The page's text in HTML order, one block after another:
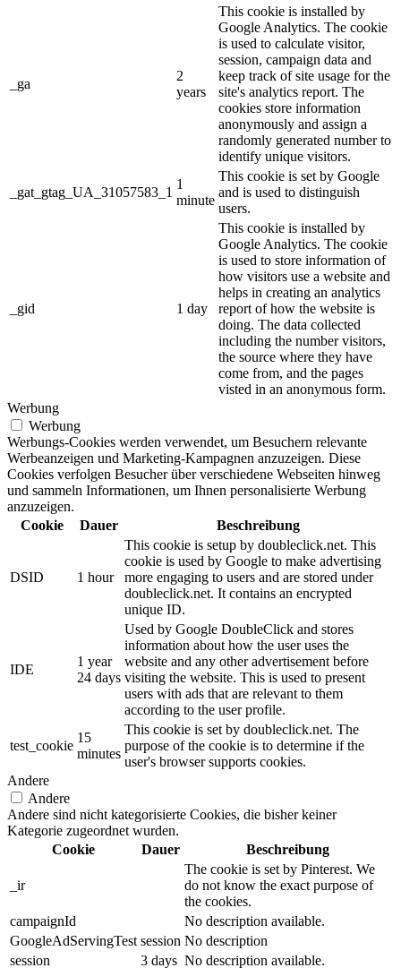
_ga
2
years
This cookie is installed by
Google Analytics. The cookie
is used to calculate visitor,
session, campaign data and
keep track of site usage for the
site's analytics report. The
cookies store information
anonymously and assign a
randomly generated number to
identify unique visitors.
_gat_gtag_UA_31057583_1
1
minute
This cookie is set by Google
and is used to distinguish
users.
_gid 1 day
This cookie is installed by
Google Analytics. The cookie
is used to store information of
how visitors use a website and
helps in creating an analytics
report of how the website is
doing. The data collected
including the number visitors,
the source where they have
come from, and the pages
visted in an anonymous form.
Werbung
Werbung
Werbungs-Cookies werden verwendet, um Besuchern relevante
Werbeanzeigen und Marketing-Kampagnen anzuzeigen. Diese
Cookies verfolgen Besucher über verschiedene Webseiten hinweg
und sammeln Informationen, um Ihnen personalisierte Werbung
anzuzeigen.
Cookie
Dauer Beschreibung
DSID 1 hour
This cookie is setup by doubleclick.net. This
cookie is used by Google to make advertising
more engaging to users and are stored under
doubleclick.net. It contains an encrypted
unique ID.
IDE
1 year
24 days
Used by Google DoubleClick and stores
information about how the user uses the
website and any other advertisement before
visiting the website. This is used to present
users with ads that are relevant to them
according to the user profile.
test_cookie
15
minutes
This cookie is set by doubleclick.net. The
purpose of the cookie is to determine if the
user's browser supports cookies.
Andere
Andere
Andere sind nicht kategorisierte Cookies, die bisher keiner
Kategorie zugeordnet wurden.
Cookie
Dauer Beschreibung
_ir
The cookie is set by Pinterest. We
do not know the exact purpose of
the cookies.
campaignId
No description available.
GoogleAdServingTest session No description
session
3 days No description available.